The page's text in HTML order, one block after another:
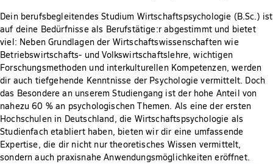
Dein berufsbegleitendes Studium Wirtschaftspsychologie (B.Sc.) ist
auf deine Bedürfnisse als Berufstätige:r abgestimmt und bietet
viel: Neben Grundlagen der Wirtschaftswissenschaften wie
Betriebswirtschafts- und Volkswirtschaftslehre, wichtigen
Forschungsmethoden und interkulturellen Kompetenzen, werden
dir auch tiefgehende Kenntnisse der Psychologie vermittelt. Doch
das Besondere an unserem Studiengang ist der hohe Anteil von
nahezu 60 % an psychologischen Themen. Als eine der ersten
Hochschulen in Deutschland, die Wirtschaftspsychologie als
Studienfach etabliert haben, bieten wir dir eine umfassende
Expertise, die dir nicht nur theoretisches Wissen vermittelt,
sondern auch praxisnahe Anwendungsmöglichkeiten eröffnet.